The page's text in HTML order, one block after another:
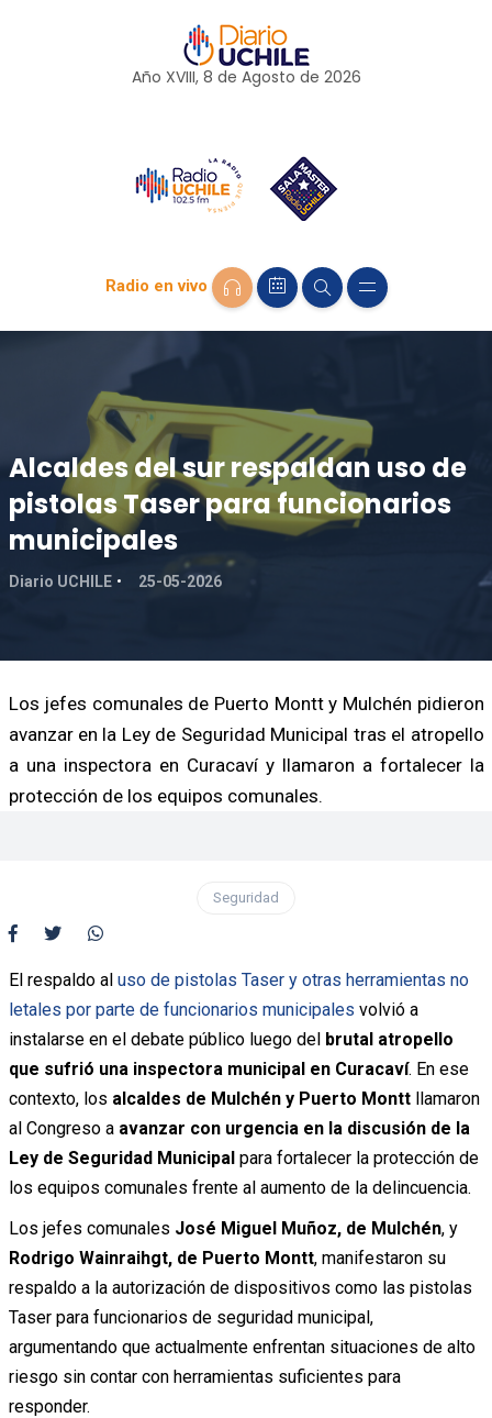
Año XVIII, 8 de Agosto de 2026
Radio en vivo
Alcaldes del sur respaldan uso de
pistolas Taser para funcionarios
municipales
Diario UCHILE 25-05-2026
Los jefes comunales de Puerto Montt y Mulchén pidieron
avanzar en la Ley de Seguridad Municipal tras el atropello
a una inspectora en Curacaví y llamaron a fortalecer la
protección de los equipos comunales.
Seguridad
El respaldo al uso de pistolas Taser y otras herramientas no
letales por parte de funcionarios municipales volvió a
instalarse en el debate público luego del brutal atropello
que sufrió una inspectora municipal en Curacaví. En ese
contexto, los alcaldes de Mulchén y Puerto Monttllamaron
al Congreso a avanzar con urgencia en la discusión de la
Ley de Seguridad Municipalpara fortalecer la protección de
los equipos comunales frente al aumento de la delincuencia.
Los jefes comunales José Miguel Muñoz, de Mulchén, y
Rodrigo Wainraihgt, de Puerto Montt, manifestaron su
respaldo a la autorización de dispositivos como las pistolas
Taser para funcionarios de seguridad municipal,
argumentando que actualmente enfrentan situaciones de alto
riesgo sin contar con herramientas suficientes para
responder.